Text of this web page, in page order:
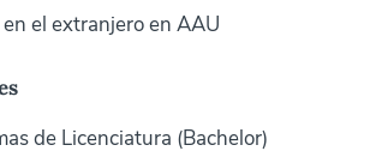
el extranjero en AAU
de Licenciatura (Bachelor)